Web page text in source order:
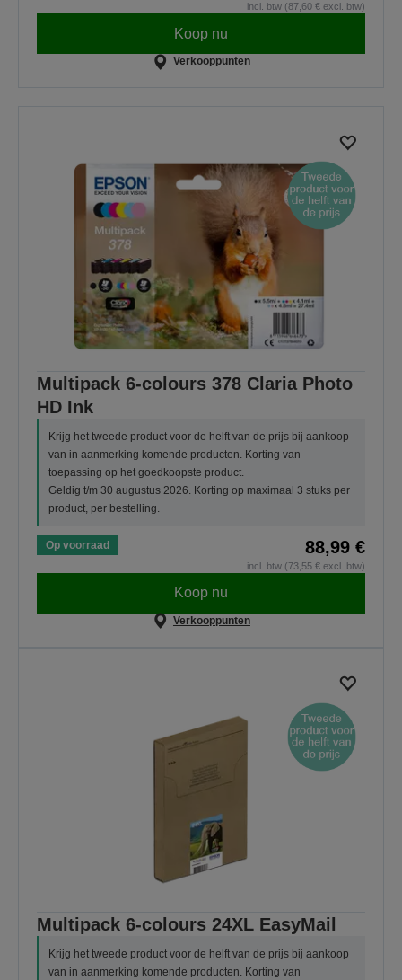
incl. btw (87,60 € excl. btw)
Koop nu
Verkooppunten
Multipack 6-colours 378 Claria Photo
HD Ink
Krijg het tweede product voor de helft van de prijs bij aankoop
van in aanmerking komende producten. Korting van
toepassing op het goedkoopste product.
Geldig t/m 30 augustus 2026. Korting op maximaal 3 stuks per
product, per bestelling.
Op voorraad 88,99 €
incl. btw (73,55 € excl. btw)
Koop nu
Verkooppunten
Multipack 6-colours 24XL EasyMail
Krijg het tweede product voor de helft van de prijs bij aankoop
van in aanmerking komende producten. Korting van